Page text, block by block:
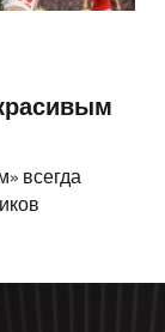
всегда